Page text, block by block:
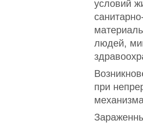
условий
людей,
при